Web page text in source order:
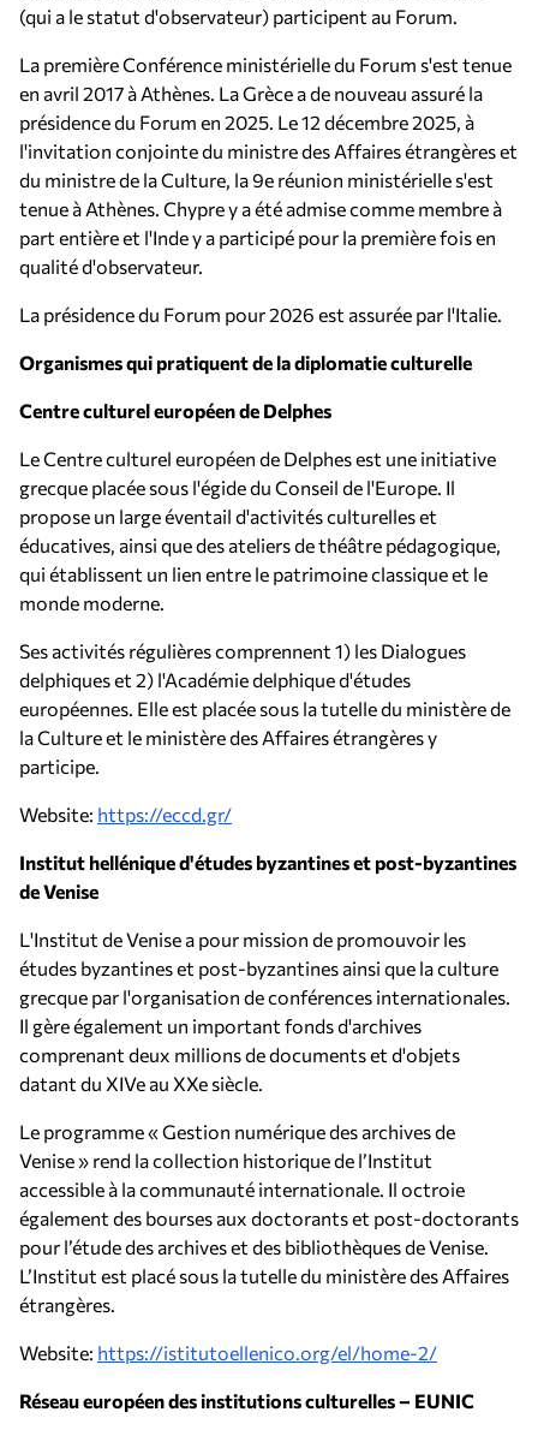
(qui a le statut d'observateur) participent au Forum.
La première Conférence ministérielle du Forum s'est tenue
en avril 2017 à Athènes. La Grèce a de nouveau assuré la
présidence du Forum en 2025. Le 12 décembre 2025, à
l'invitation conjointe du ministre des Affaires étrangères et
du ministre de la Culture, la 9e réunion ministérielle s'est
tenue à Athènes. Chypre y a été admise comme membre à
part entière et l'Inde y a participé pour la première fois en
qualité d'observateur.
La présidence du Forum pour 2026 est assurée par l'Italie.
Organismes qui pratiquent de la diplomatie culturelle
Centre culturel européen de Delphes
Le Centre culturel européen de Delphes est une initiative
grecque placée sous l'égide du Conseil de l'Europe. Il
propose un large éventail d'activités culturelles et
éducatives, ainsi que des ateliers de théâtre pédagogique,
qui établissent un lien entre le patrimoine classique et le
monde moderne.
Ses activités régulières comprennent 1) les Dialogues
delphiques et 2) l'Académie delphique d'études
européennes. Elle est placée sous la tutelle du ministère de
la Culture et le ministère des Affaires étrangères y
participe.
Website: https://eccd.gr/
Institut hellénique d'études byzantines et post-byzantines
de Venise
L'Institut de Venise a pour mission de promouvoir les
études byzantines et post-byzantines ainsi que la culture
grecque par l'organisation de conférences internationales.
Il gère également un important fonds d'archives
comprenant deux millions de documents et d'objets
datant du XIVe au XXe siècle.
Le programme « Gestion numérique des archives de
Venise » rend la collection historique de l’Institut
accessible à la communauté internationale. Il octroie
également des bourses aux doctorants et post-doctorants
pour l’étude des archives et des bibliothèques de Venise.
L’Institut est placé sous la tutelle du ministère des Affaires
étrangères.
Website: https://istitutoellenico.org/el/home-2/
Réseau européen des institutions culturelles – EUNIC